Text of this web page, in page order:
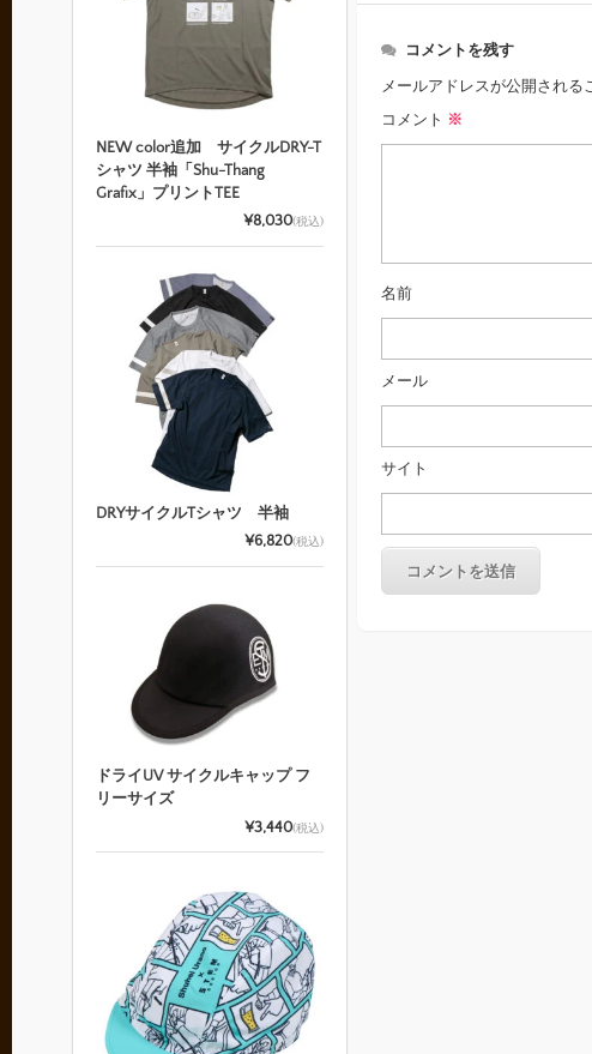
コメントを残す
メールアドレスが公開される
コメント ※
名前
メール
サイト
NEW color追加 サイクルDRY-T
シャツ 半袖「Shu-Thang
Grafix」プリントTEE
¥8,030(税込)
DRYサイクルTシャツ 半袖
¥6,820(税込)
ドライUV サイクルキャップ フ
リーサイズ
¥3,440(税込)